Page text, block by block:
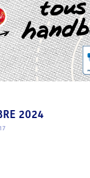
2024